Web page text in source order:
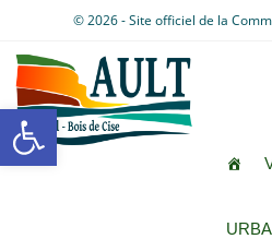
Ouvrir la barre
© 2026 - Site officiel de la